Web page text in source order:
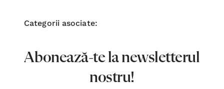
Categorii asociate:
Abonează-te la newsletterul
nostru!